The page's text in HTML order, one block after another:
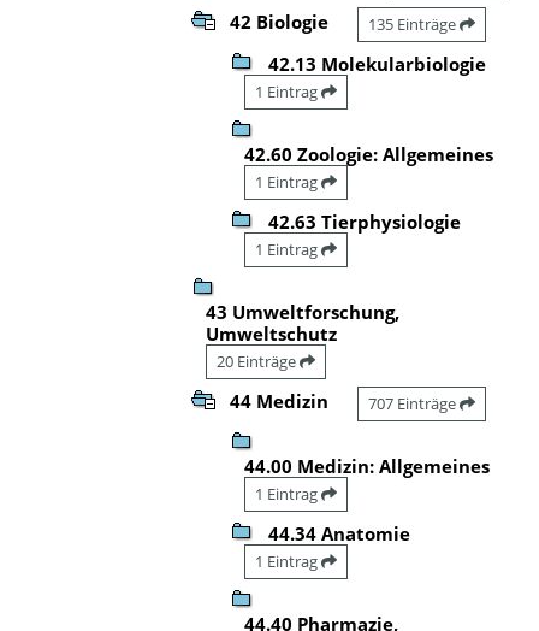
42 Biologie 135 Einträge
42.13 Molekularbiologie
1 Eintrag
42.60 Zoologie: Allgemeines
1 Eintrag
42.63 Tierphysiologie
1 Eintrag
43 Umweltforschung,
Umweltschutz
20 Einträge
44 Medizin 707 Einträge
44.00 Medizin: Allgemeines
1 Eintrag
44.34 Anatomie
1 Eintrag
44.40 Pharmazie,